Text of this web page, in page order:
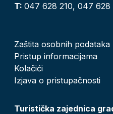
T: 047 628 210, 047 628
Zaštita osobnih podataka
Pristup informacijama
Kolačići
Izjava o pristupačnosti
Turistička zajednica